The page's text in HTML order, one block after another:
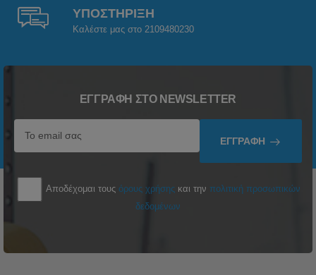
ΥΠΟΣΤΗΡΙΞΗ
Καλέστε μας στο 2109480230
ΕΓΓΡΑΦΉ ΣΤΟ NEWSLETTER
ΕΓΓΡΑΦΉ
Αποδέχομαι τους όρους χρήσης και την πολιτική προσωπικών
δεδομένων